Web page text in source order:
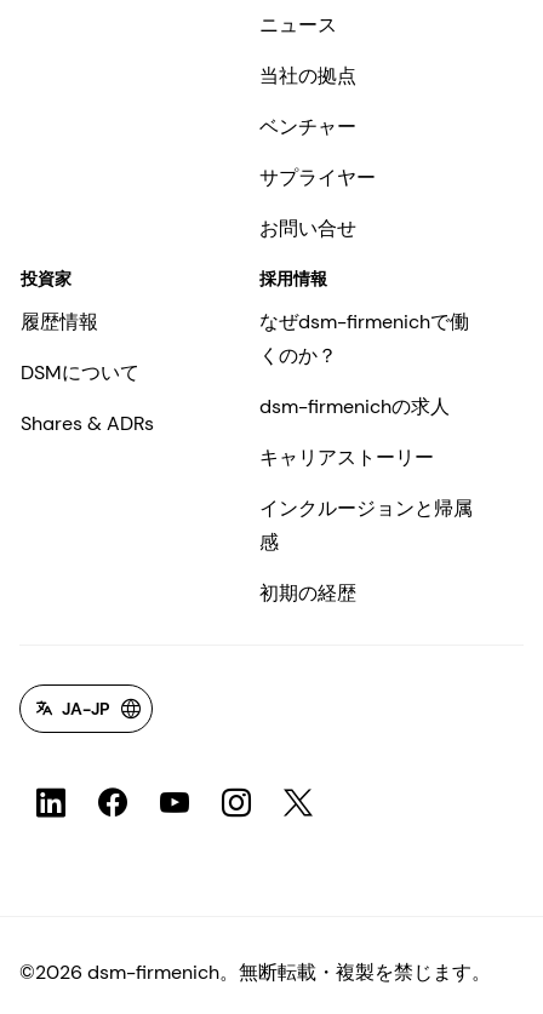
ニュース
当社の拠点
ベンチャー
サプライヤー
お問い合せ
投資家
履歴情報
DSMについて
Shares & ADRs
採用情報
なぜdsm-firmenichで働
くのか？
dsm-firmenichの求人
キャリアストーリー
インクルージョンと帰属
感
初期の経歴
JA-JP
©2026 dsm-firmenich。無断転載・複製を禁じます。